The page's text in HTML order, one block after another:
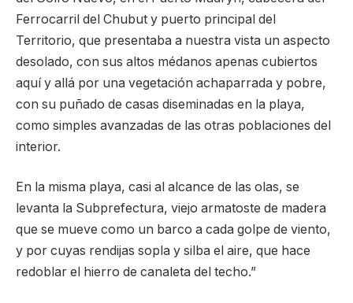
Ferrocarril del Chubut y puerto principal del
Territorio, que presentaba a nuestra vista un aspecto
desolado, con sus altos médanos apenas cubiertos
aquí y allá por una vegetación achaparrada y pobre,
con su puñado de casas diseminadas en la playa,
como simples avanzadas de las otras poblaciones del
interior.
En la misma playa, casi al alcance de las olas, se
levanta la Subprefectura, viejo armatoste de madera
que se mueve como un barco a cada golpe de viento,
y por cuyas rendijas sopla y silba el aire, que hace
redoblar el hierro de canaleta del techo.”